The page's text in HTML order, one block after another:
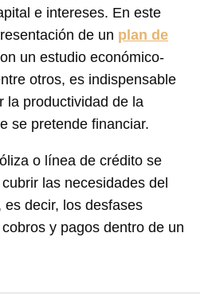
e intereses. En este
de un plan de
un estudio económico-
otros, es indispensable
la productividad de la
se pretende financiar.
o línea de crédito se
las necesidades del
decir, los desfases
y pagos dentro de un